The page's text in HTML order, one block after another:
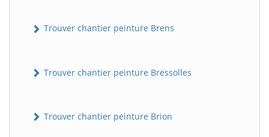
Trouver chantier peinture Brens
Trouver chantier peinture Bressolles
Trouver chantier peinture Brion